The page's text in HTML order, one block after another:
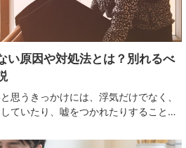
い原因や対処法とは？別れるべ
思うきっかけには、浮気だけでなく、
ていたり、嘘をつかれたりすることも
解説。好きな人を信用するためには、